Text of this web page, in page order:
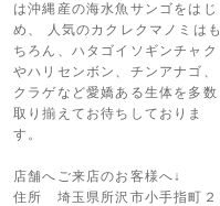
は沖縄産の海水魚サンゴをはじ
め、 人気のカクレクマノミはも
ちろん、ハタゴイソギンチャク
やハリセンボン、チンアナゴ、
クラゲなど愛嬌ある生体を多数
取り揃えてお待ちしておりま
す。
店舗へご来店のお客様へ↓
住所 埼玉県所沢市小手指町２